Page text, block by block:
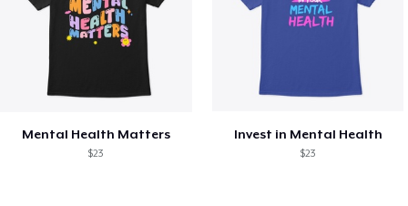
Mental Health Matters
$23
Invest in Mental Health
$23